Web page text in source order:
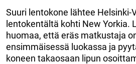
Suuri lentokone lähtee Helsinki-
lentokentältä kohti New Yorkia.
huomaa, että eräs matkustaja
ensimmäisessä luokassa ja
koneen takaosaan lipun